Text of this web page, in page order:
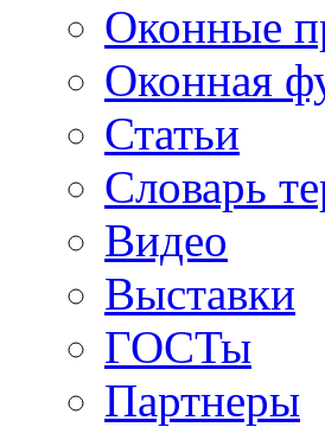
Оконные
Оконная
Статьи
Словарь
Видео
Выставки
ГОСТы
Партнеры